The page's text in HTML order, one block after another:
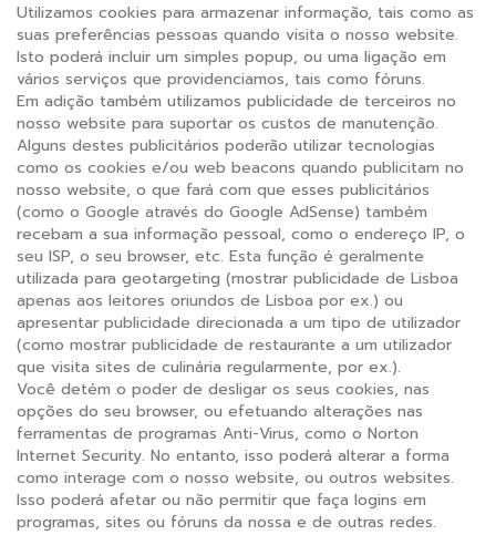
Utilizamos cookies para armazenar informação, tais como as
suas preferências pessoas quando visita o nosso website.
Isto poderá incluir um simples popup, ou uma ligação em
vários serviços que providenciamos, tais como fóruns.
Em adição também utilizamos publicidade de terceiros no
nosso website para suportar os custos de manutenção.
Alguns destes publicitários poderão utilizar tecnologias
como os cookies e/ou web beacons quando publicitam no
nosso website, o que fará com que esses publicitários
(como o Google através do Google AdSense) também
recebam a sua informação pessoal, como o endereço IP, o
seu ISP, o seu browser, etc. Esta função é geralmente
utilizada para geotargeting (mostrar publicidade de Lisboa
apenas aos leitores oriundos de Lisboa por ex.) ou
apresentar publicidade direcionada a um tipo de utilizador
(como mostrar publicidade de restaurante a um utilizador
que visita sites de culinária regularmente, por ex.).
Você detém o poder de desligar os seus cookies, nas
opções do seu browser, ou efetuando alterações nas
ferramentas de programas Anti-Virus, como o Norton
Internet Security. No entanto, isso poderá alterar a forma
como interage com o nosso website, ou outros websites.
Isso poderá afetar ou não permitir que faça logins em
programas, sites ou fóruns da nossa e de outras redes.